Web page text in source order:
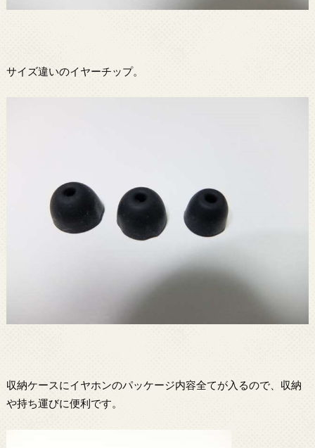
サイズ違いのイヤーチップ。
収納ケースにイヤホンのパッケージ内容全てが入るので、収納
や持ち運びに便利です。